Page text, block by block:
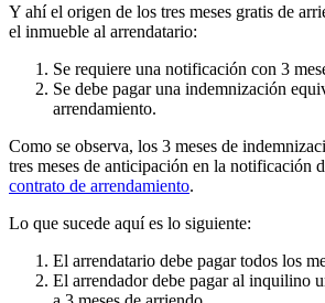
Y ahí el origen de los tres meses gratis de
el inmueble al arrendatario:
Se requiere una notificación con 3
Se debe pagar una indemnización
arrendamiento.
Como se observa, los 3 meses de
tres meses de anticipación en la notificación
contrato de arrendamiento.
Lo que sucede aquí es lo siguiente:
El arrendatario debe pagar todos los
El arrendador debe pagar al inquilino